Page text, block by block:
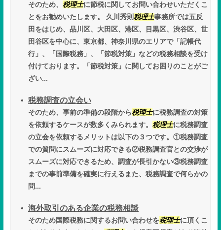
そのため、 税理士に節税に関してお問い合わせいただくこ
とをお勧めいたします。 久川秀則税理士事務所では五反
田をはじめ、品川区、大田区、港区、目黒区、渋谷区、世
田谷区を中心に、東京都、神奈川県のエリアで「記帳代
行」、「国際税務」、「節税対策」などの税務相談を受け
付けております。「節税対策」に関してお困りのことがご
ざい...
税務調査の立会い
そのため、事前の準備の段階から税理士に税務調査の対策
を依頼するケースが数多くみられます。 税理士に税務調査
の立会を依頼するメリットは以下の３つです。①税務調査
での質問にスムーズに対応できる②税務調査官との交渉が
スムーズに対応できるため、調査が長引かない③税務調査
までの事前準備を確実に行えるまた、税務調査で何らかの
問...
海外取引のある企業の税務相談
そのため国際税務に関するお問い合わせを税理士に頂くこ